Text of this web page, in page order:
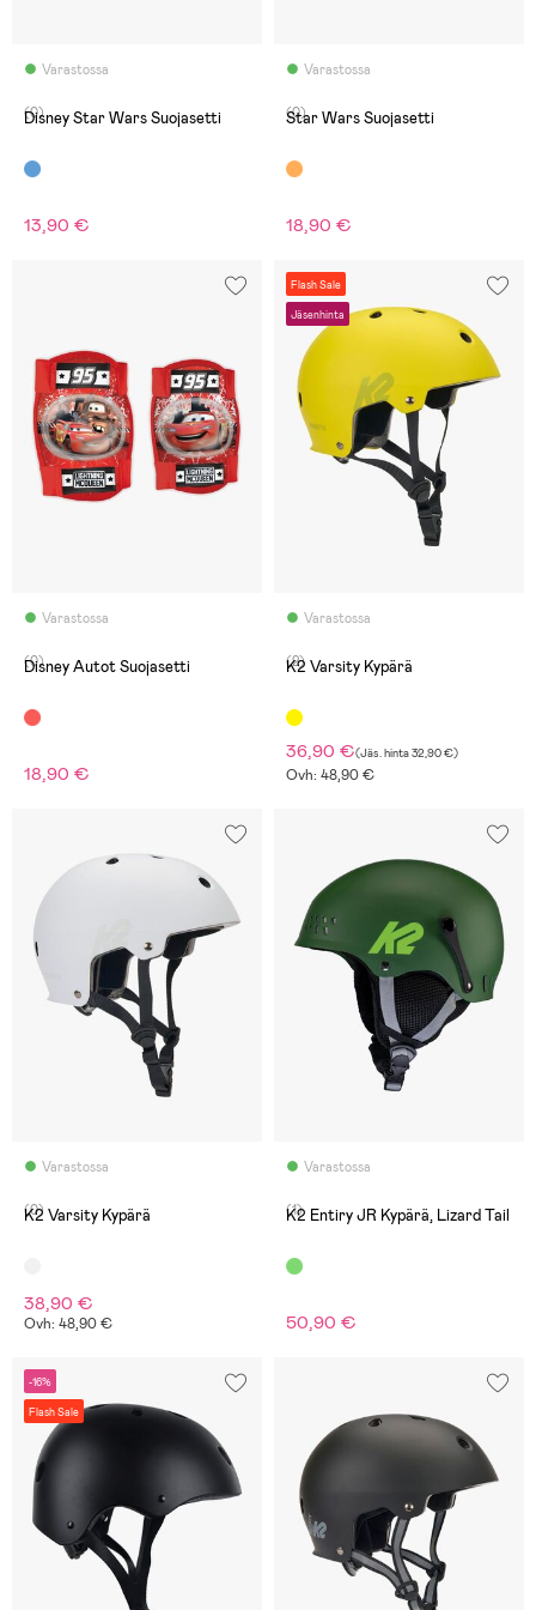
Varastossa
(0) Disney Star Wars Suojasetti
13,90 €
Varastossa
(0) Star Wars Suojasetti
18,90 €
Varastossa
(0)
Disney Autot Suojasetti
18,90 €
Flash Sale
Jäsenhinta
Varastossa
(2)
K2 Varsity Kypärä
36,90 €(Jäs. hinta32,90 €)
Ovh: 48,90 €
Varastossa
(0)
K2 Varsity Kypärä
38,90 €
Ovh: 48,90 €
Varastossa
(1)
K2 Entiry JR Kypärä, Lizard Tail
50,90 €
-16%
Flash Sale